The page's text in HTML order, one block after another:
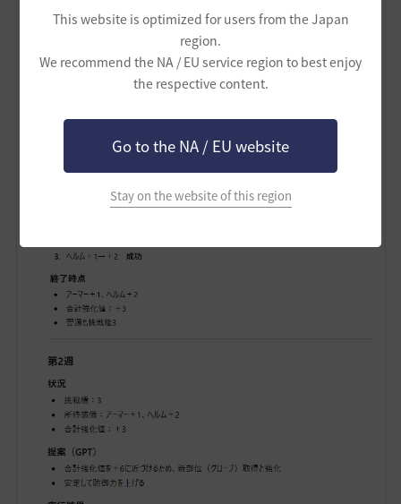
This website is optimized for users from the Japan
region.
We recommend the NA / EU service region to best enjoy
the respective content.
Go to the NA / EU website
Stay on the website of this region